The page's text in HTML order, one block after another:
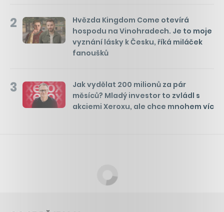
2
Hvězda Kingdom Come otevírá
hospodu na Vinohradech. Je to moje
vyznání lásky k Česku, říká miláček
fanoušků
3
Jak vydělat 200 milionů za pár
měsíců? Mladý investor to zvládl s
akciemi Xeroxu, ale chce mnohem víc